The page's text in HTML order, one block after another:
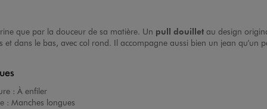
que par la douceur de sa matière. Un pull douillet au design
dans le bas, avec col rond. Il accompagne aussi bien un jean
: À enfiler
: Manches longues